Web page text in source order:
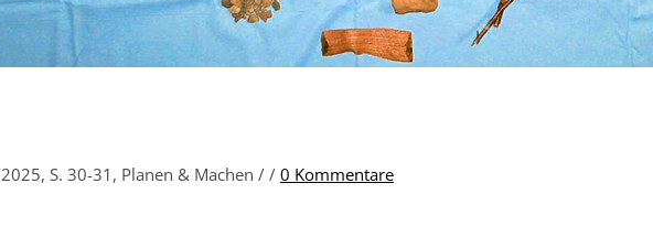
S. 30-31, Planen & Machen / / 0 Kommentare